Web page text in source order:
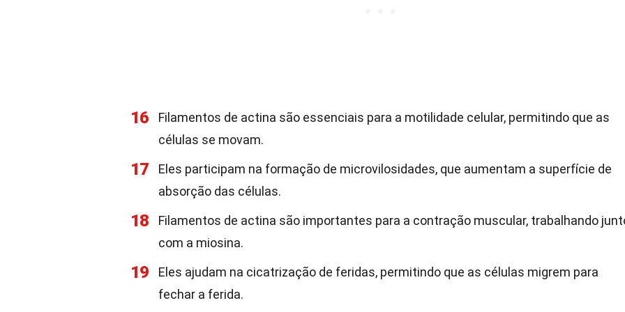
16
Filamentos de actina são essenciais para a motilidade celular, permitindo que as
células se movam.
17
Eles participam na formação de microvilosidades, que aumentam a superfície de
absorção das células.
18
Filamentos de actina são importantes para a contração muscular, trabalhando
com a miosina.
19
Eles ajudam na cicatrização de feridas, permitindo que as células migrem para
fechar a ferida.